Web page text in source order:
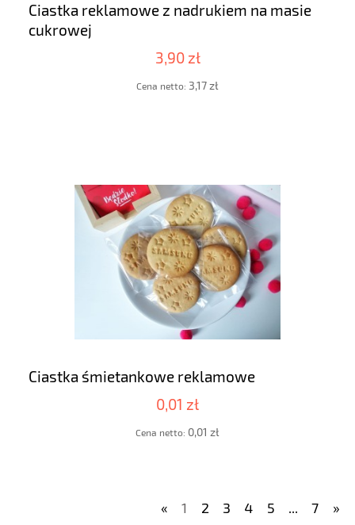
Ciastka reklamowe z nadrukiem na masie
cukrowej
3,90 zł
Cena netto: 3,17 zł
Ciastka śmietankowe reklamowe
0,01 zł
Cena netto: 0,01 zł
« 1 2 3 4 5 ... 7 »